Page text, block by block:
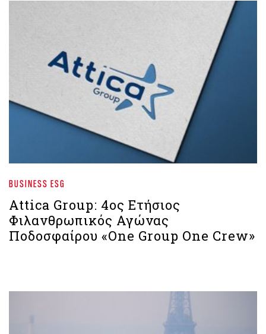
BUSINESS ESG
Attica Group: 4ος Ετήσιος
Φιλανθρωπικός Αγώνας
Ποδοσφαίρου «One Group One Crew»